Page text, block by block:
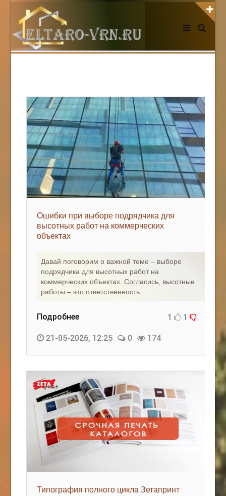
АВТОРИЗАЦИЯ НА САЙТЕ
Регистрация
НОВОСТИ СЕГОДНЯ
КАК С НАМИ СВЯЗАТЬСЯ
Edgarpo26@gmail.com
axin.ed@yandex.ru
Eltaro-Vrn.ru
@Edgarpo36
Ошибки при выборе подрядчика для
высотных работ на коммерческих
объектах
Давай поговорим о важной теме – выборе
подрядчика для высотных работ на
коммерческих объектах. Согласись, высотные
работы – это ответственность,
Подробнее 1 1
21-05-2026, 12:25 0 174
Типография полного цикла Зетапринт